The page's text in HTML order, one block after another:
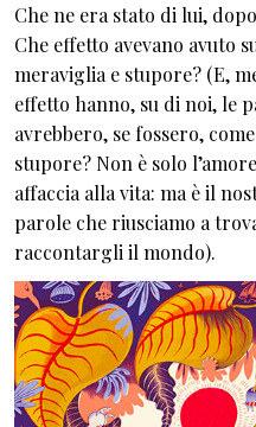
Che ne era stato di lui,
Che effetto avevano avuto
meraviglia e stupore? (E,
effetto hanno, su di noi, le
avrebbero, se fossero,
stupore? Non è solo
affaccia alla vita: ma è il
parole che riusciamo a
raccontargli il mondo).